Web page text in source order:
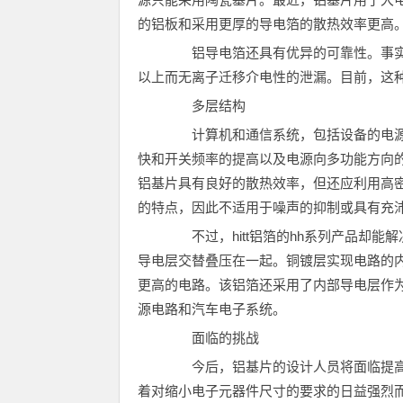
的铝板和采用更厚的导电箔的散热效率更高
铝导电箔还具有优异的可靠性。事
以上而无离子迁移介电性的泄漏。目前，
多层结构
计算机和通信系统，包括设备的电
快和开关频率的提高以及电源向多功能方向
铝基片具有良好的散热效率，但还应利用高
的特点，因此不适用于噪声的抑制或具有充
不过，hitt铝箔的hh系列产品却能解
导电层交替叠压在一起。铜镀层实现电路的
更高的电路。该铝箔还采用了内部导电层作
源电路和汽车电子系统。
面临的挑战
今后，铝基片的设计人员将面临提
着对缩小电子元器件尺寸的要求的日益强烈